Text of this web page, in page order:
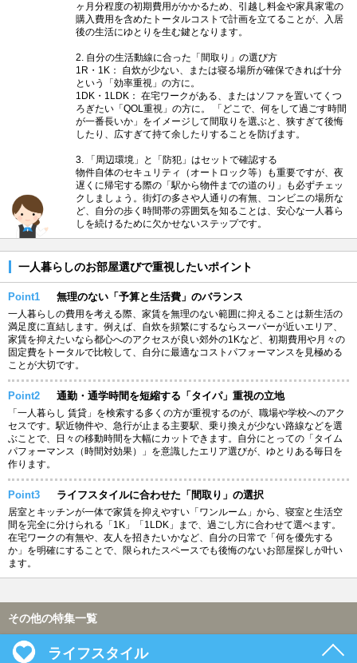
ヶ月分程度の初期費用がかかるため、引越し料金や家具家電の
購入費用を含めたトータルコストで計画を立てることが、入居
後の生活にゆとりを生む鍵となります。
2. 自分の生活動線に合った「間取り」の選び方
1R・1K： 自炊が少ない、または寝る場所が確保できれば十分
という「効率重視」の方に。
1DK・1LDK： 在宅ワークがある、またはソファを置いてくつ
ろぎたい「QOL重視」の方に。 「どこで、何をして過ごす時間
が一番長いか」をイメージして間取りを選ぶと、狭すぎて後悔
したり、広すぎて持て余したりすることを防げます。
3. 「周辺環境」と「防犯」はセットで確認する
物件自体のセキュリティ（オートロック等）も重要ですが、夜
遅くに帰宅する際の「駅から物件までの道のり」も必ずチェッ
クしましょう。街灯の多さや人通りの有無、コンビニの場所な
ど、自分の歩く時間帯の雰囲気を知ることは、安心な一人暮ら
しを続けるために欠かせないステップです。
一人暮らしのお部屋選びで重視したいポイント
Point1 無理のない「予算と生活費」のバランス
一人暮らしの費用を考える際、家賃を無理のない範囲に抑えることは新生活の
満足度に直結します。例えば、自炊を頻繁にするならスーパーが近いエリア、
家賃を抑えたいなら都心へのアクセスが良い郊外の1Kなど、初期費用や月々の
固定費をトータルで比較して、自分に最適なコストパフォーマンスを見極める
ことが大切です。
Point2 通勤・通学時間を短縮する「タイパ」重視の立地
「一人暮らし 賃貸」を検索する多くの方が重視するのが、職場や学校へのアク
セスです。駅近物件や、急行が止まる主要駅、乗り換えが少ない路線などを選
ぶことで、日々の移動時間を大幅にカットできます。自分にとっての「タイム
パフォーマンス（時間対効果）」を意識したエリア選びが、ゆとりある毎日を
作ります。
Point3 ライフスタイルに合わせた「間取り」の選択
居室とキッチンが一体で家賃を抑えやすい「ワンルーム」から、寝室と生活空
間を完全に分けられる「1K」「1LDK」まで、過ごし方に合わせて選べます。
在宅ワークの有無や、友人を招きたいかなど、自分の日常で「何を優先する
か」を明確にすることで、限られたスペースでも後悔のないお部屋探しが叶い
ます。
その他の特集一覧
ライフスタイル